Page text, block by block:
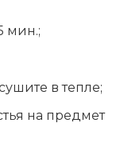
мин.;
в тепле;
на предмет